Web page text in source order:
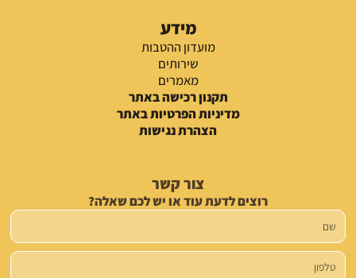
מידע
מועדון ההטבות
שירותים
מאמרים
תקנון רכישה באתר
מדיניות הפרטיות באתר
הצהרת נגישות
צור קשר
רוצים לדעת עוד או יש לכם שאלה?
שם
טלפון